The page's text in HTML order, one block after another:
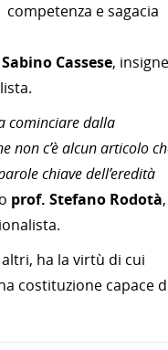
e sagacia
Sabino Cassese, insigne
cominciare dalla
non c’è alcun articolo
chiave dell’eredità
prof. Stefano Rodotà,
ha la virtù di cui
costituzione capace